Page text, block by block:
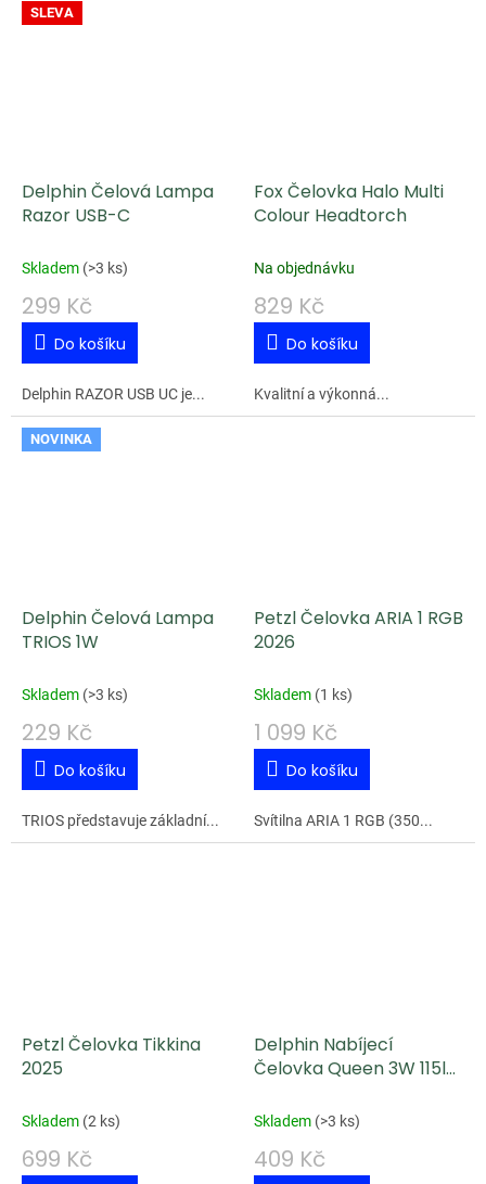
SLEVA
Delphin Čelová Lampa
Razor USB-C
Skladem (>3 ks)
299 Kč
Do košíku
Delphin RAZOR USB UC je...
Fox Čelovka Halo Multi
Colour Headtorch
Na objednávku
829 Kč
Do košíku
Kvalitní a výkonná...
NOVINKA
Delphin Čelová Lampa
TRIOS 1W
Skladem (>3 ks)
229 Kč
Do košíku
TRIOS představuje základní...
Petzl Čelovka ARIA 1 RGB
2026
Skladem (1 ks)
1 099 Kč
Do košíku
Svítilna ARIA 1 RGB (350...
Petzl Čelovka Tikkina
2025
Skladem (2 ks)
699 Kč
Delphin Nabíjecí
Čelovka Queen 3W 115lm
Skladem (>3 ks)
409 Kč